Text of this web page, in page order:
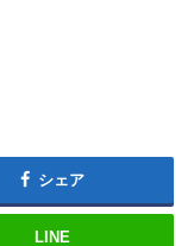
シェア
LINE